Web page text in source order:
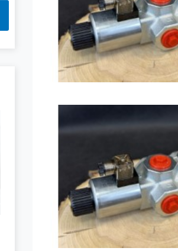
VON DER HAND ZUR
MASCHINE: SYNERGIE